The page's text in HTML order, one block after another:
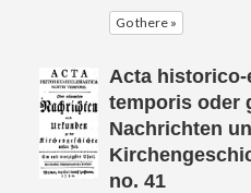
Go there »
Acta
temporis oder
Nachrichten
no. 41